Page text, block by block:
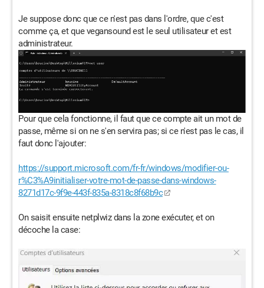
Je suppose donc que ce n'est pas dans l'ordre, que c'est
comme ça, et que vegansound est le seul utilisateur et est
administrateur.
Pour que cela fonctionne, il faut que ce compte ait un mot de
passe, même si on ne s'en servira pas; si ce n'est pas le cas, il
faut donc l'ajouter:
https://support.microsoft.com/fr-fr/windows/modifier-ou-
r%C3%A9initialiser-votre-mot-de-passe-dans-windows-
8271d17c-9f9e-443f-835a-8318c8f68b9c
On saisit ensuite netplwiz dans la zone exécuter, et on
décoche la case: